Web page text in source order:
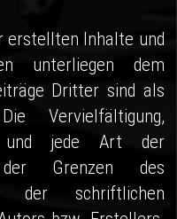
erstellten Inhalte und
unterliegen dem
Dritter sind als
Vervielfältigung,
und jede Art der
Grenzen des
der schriftlichen